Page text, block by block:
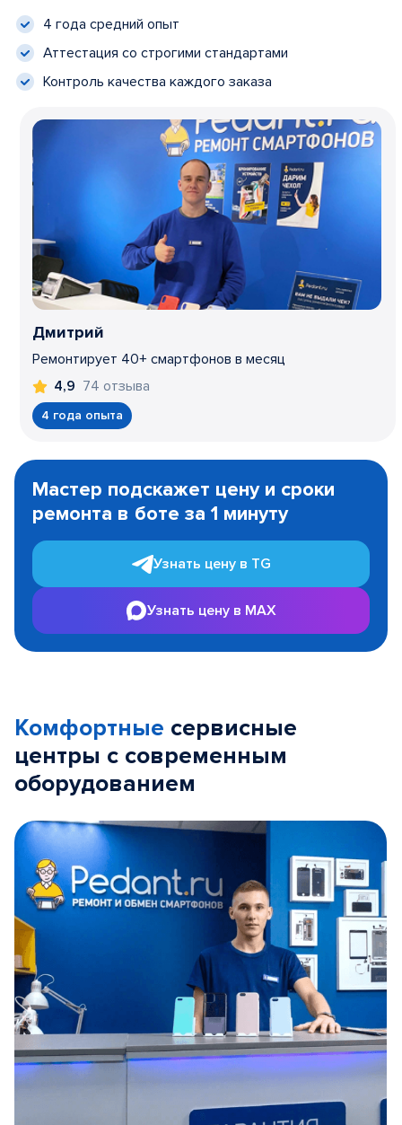
4 года средний опыт
Аттестация со строгими стандартами
Контроль качества каждого заказа
Дмитрий
Ремонтирует 40+ смартфонов в месяц
4,9 74 отзыва
4 года опыта
1
Мастер подскажет цену и сроки
ремонта в боте за 1 минуту
Узнать цену в TG
Узнать цену в MAX
Комфортные сервисные
центры с современным
оборудованием